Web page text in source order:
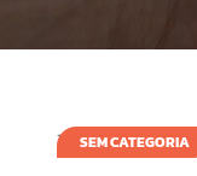
SEM CATEGORIA
16 de outubro de